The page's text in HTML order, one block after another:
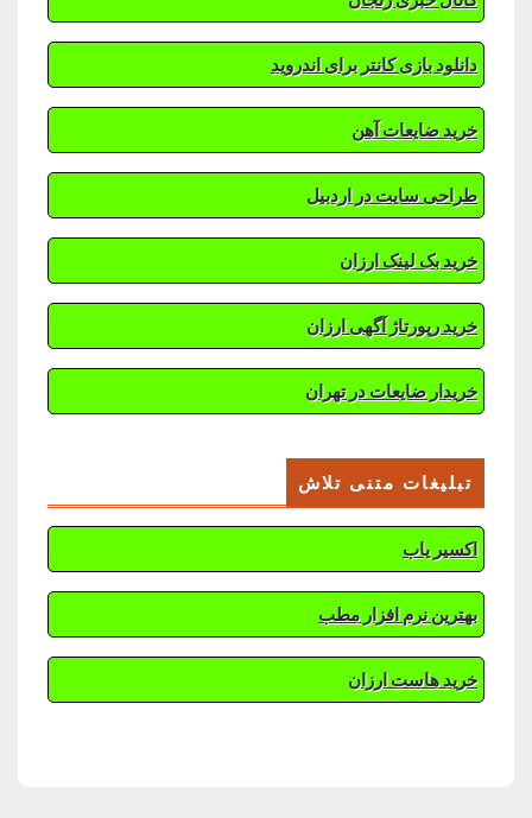
دانلود بازی کانتر برای اندروید
خرید ضایعات آهن
طراحی سایت در اردبیل
خرید بک لینک ارزان
خرید رپورتاژ آگهی ارزان
خریدار ضایعات در تهران
تبلیغات متنی تلاش
اکسیر یاب
بهترین نرم افزار مطب
خرید هاست ارزان